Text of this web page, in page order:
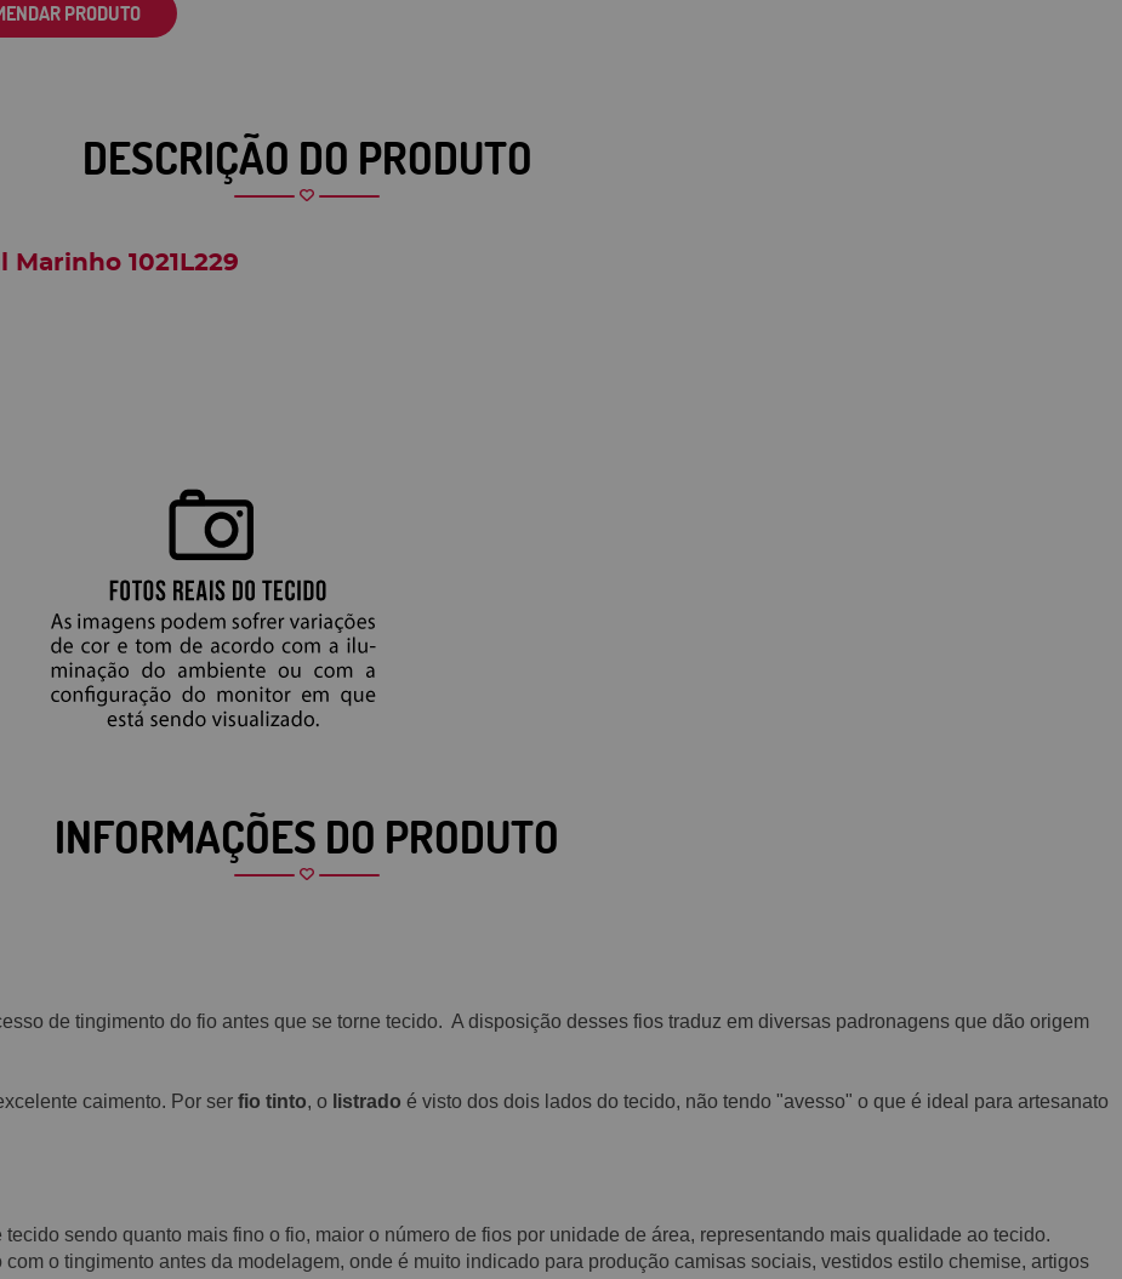
PRODUTO
DESCRIÇÃO DO PRODUTO
1021L229
INFORMAÇÕES DO PRODUTO
de tingimento do fio antes que se torne tecido. A disposição desses fios traduz em diversas padronagens que dão origem
caimento. Por ser fio tinto, o listrado é visto dos dois lados do tecido, não tendo "avesso" o que é ideal para artesanato
sendo quanto mais fino o fio, maior o número de fios por unidade de área, representando mais qualidade ao tecido.
o tingimento antes da modelagem, onde é muito indicado para produção camisas sociais, vestidos estilo chemise, artigos